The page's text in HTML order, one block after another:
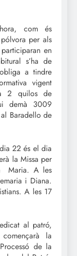
com és
per als
en
s’ha de
a tindre
vigent
2 quilos de
demà 3009
Baradello de
22 és el dia
la Missa per
Maria. A les
i Diana.
A les 17
al patró,
la
de la